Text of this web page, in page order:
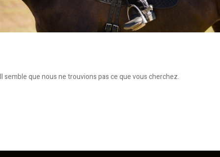
Il semble que nous ne trouvions pas ce que vous cherchez.